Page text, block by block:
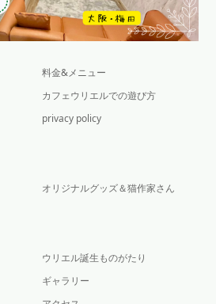
料金&メニュー
カフェウリエルでの遊び方
privacy policy
オリジナルグッズ＆猫作家さん
ウリエル誕生ものがたり
ギャラリー